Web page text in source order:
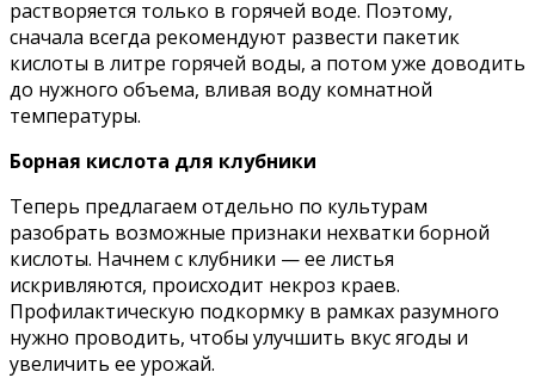
растворяется только в горячей воде. Поэтому,
сначала всегда рекомендуют развести пакетик
кислоты в литре горячей воды, а потом уже доводить
до нужного объема, вливая воду комнатной
температуры.
Борная кислота для клубники
Теперь предлагаем отдельно по культурам
разобрать возможные признаки нехватки борной
кислоты. Начнем с клубники — ее листья
искривляются, происходит некроз краев.
Профилактическую подкормку в рамках разумного
нужно проводить, чтобы улучшить вкус ягоды и
увеличить ее урожай.